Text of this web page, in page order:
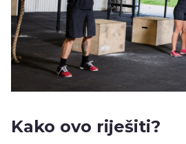
Kako ovo riješiti?